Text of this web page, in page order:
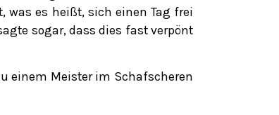
was es heißt, sich einen Tag frei
sogar, dass dies fast verpönt
einem Meister im Schafscheren